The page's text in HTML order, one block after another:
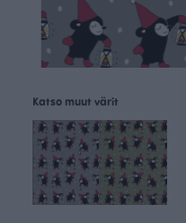
Katso muut värit